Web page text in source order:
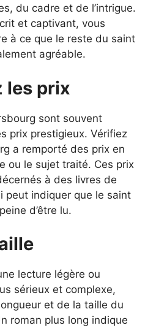
du cadre et de l’intrigue.
et captivant, vous
à ce que le reste du saint
agréable.
les prix
sont souvent
prix prestigieux. Vérifiez
a remporté des prix en
ou le sujet traité. Ces prix
à des livres de
peut indiquer que le saint
d’être lu.
lecture légère ou
sérieux et complexe,
et de la taille du
roman plus long indique